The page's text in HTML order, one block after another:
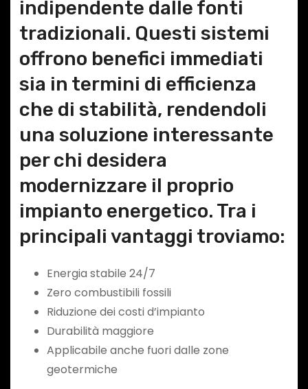
indipendente dalle fonti
tradizionali. Questi sistemi
offrono benefici immediati
sia in termini di efficienza
che di stabilità, rendendoli
una soluzione interessante
per chi desidera
modernizzare il proprio
impianto energetico. Tra i
principali vantaggi troviamo:
Energia stabile 24/7
Zero combustibili fossili
Riduzione dei costi d’impianto
Durabilità maggiore
Applicabile anche fuori dalle zone
geotermiche